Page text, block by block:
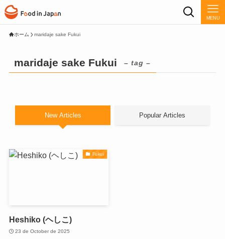
MENU
ホーム maridaje sake Fukui
maridaje sake Fukui – tag –
New Articles Popular Articles
Fukui
Heshiko (ヘしこ)
23 de October de 2025